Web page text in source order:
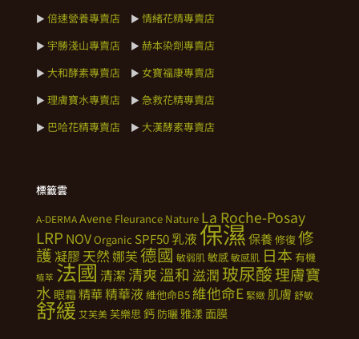
► 倍速營養專賣店 ► 情緒花精專賣店
► 宇勝淺山專賣店 ► 赫本染劑專賣店
► 大和酵素專賣店 ► 女寶福康專賣店
► 理膚寶水專賣店 ► 急救花精專賣店
► 巴哈花精專賣店 ► 大漢酵素專賣店
標籤雲
A-DERMAAvene Fleurance Nature La Roche-Posay
LRP NOVOrganic SPF50乳液 保濕保養修復修
護凝膠 天然娜芙德國 敏弱肌敏感敏感肌 日本 有機
植萃 法國清潔 清爽溫和 滋潤 玻尿酸理膚寶
水 眼霜 精華精華液 維他命B5 維他命E 緊緻 肌膚 舒敏
舒緩 艾芙美芙樂思 鈣 防曬雅漾面膜